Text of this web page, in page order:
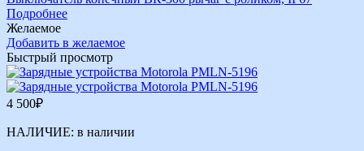
Подробнее
Желаемое
Добавить в желаемое
Быстрый просмотр
4 500₽
НАЛИЧИЕ: в наличии